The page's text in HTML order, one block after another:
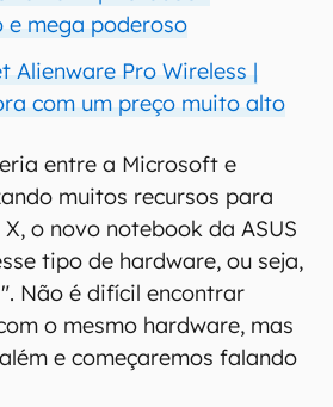
e mega poderoso
Alienware Pro Wireless |
com um preço muito alto
entre a Microsoft e
muitos recursos para
o novo notebook da ASUS
tipo de hardware, ou seja,
Não é difícil encontrar
o mesmo hardware, mas
e começaremos falando